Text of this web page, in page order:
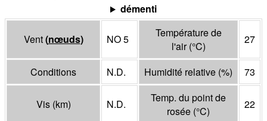
démenti
Vent(nœuds) NO 5
Température de
l'air(°C)
27
Conditions N.D. Humidité relative (%) 73
Vis (km) N.D.
Temp. du point de
rosée (°C)
22